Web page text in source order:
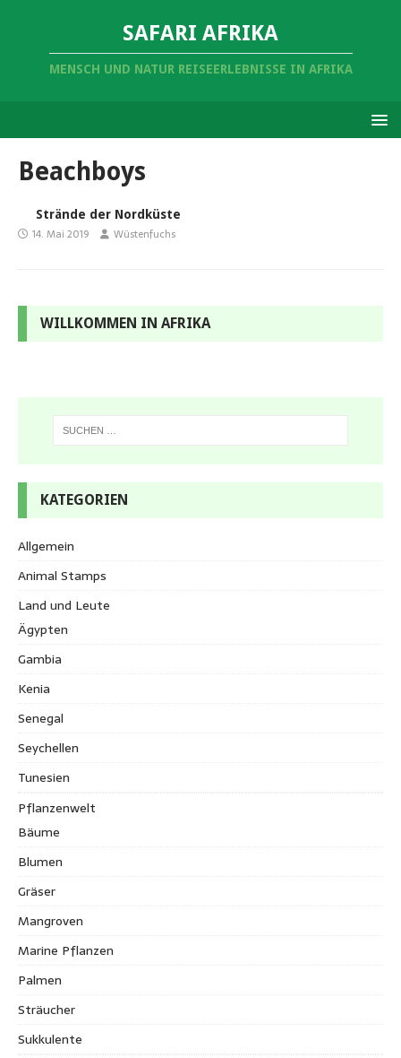
SAFARI AFRIKA
MENSCH UND NATUR REISEERLEBNISSE IN AFRIKA
Beachboys
Strände der Nordküste
14. Mai 2019 Wüstenfuchs
WILLKOMMEN IN AFRIKA
KATEGORIEN
Allgemein
Animal Stamps
Land und Leute
Ägypten
Gambia
Kenia
Senegal
Seychellen
Tunesien
Pflanzenwelt
Bäume
Blumen
Gräser
Mangroven
Marine Pflanzen
Palmen
Sträucher
Sukkulente